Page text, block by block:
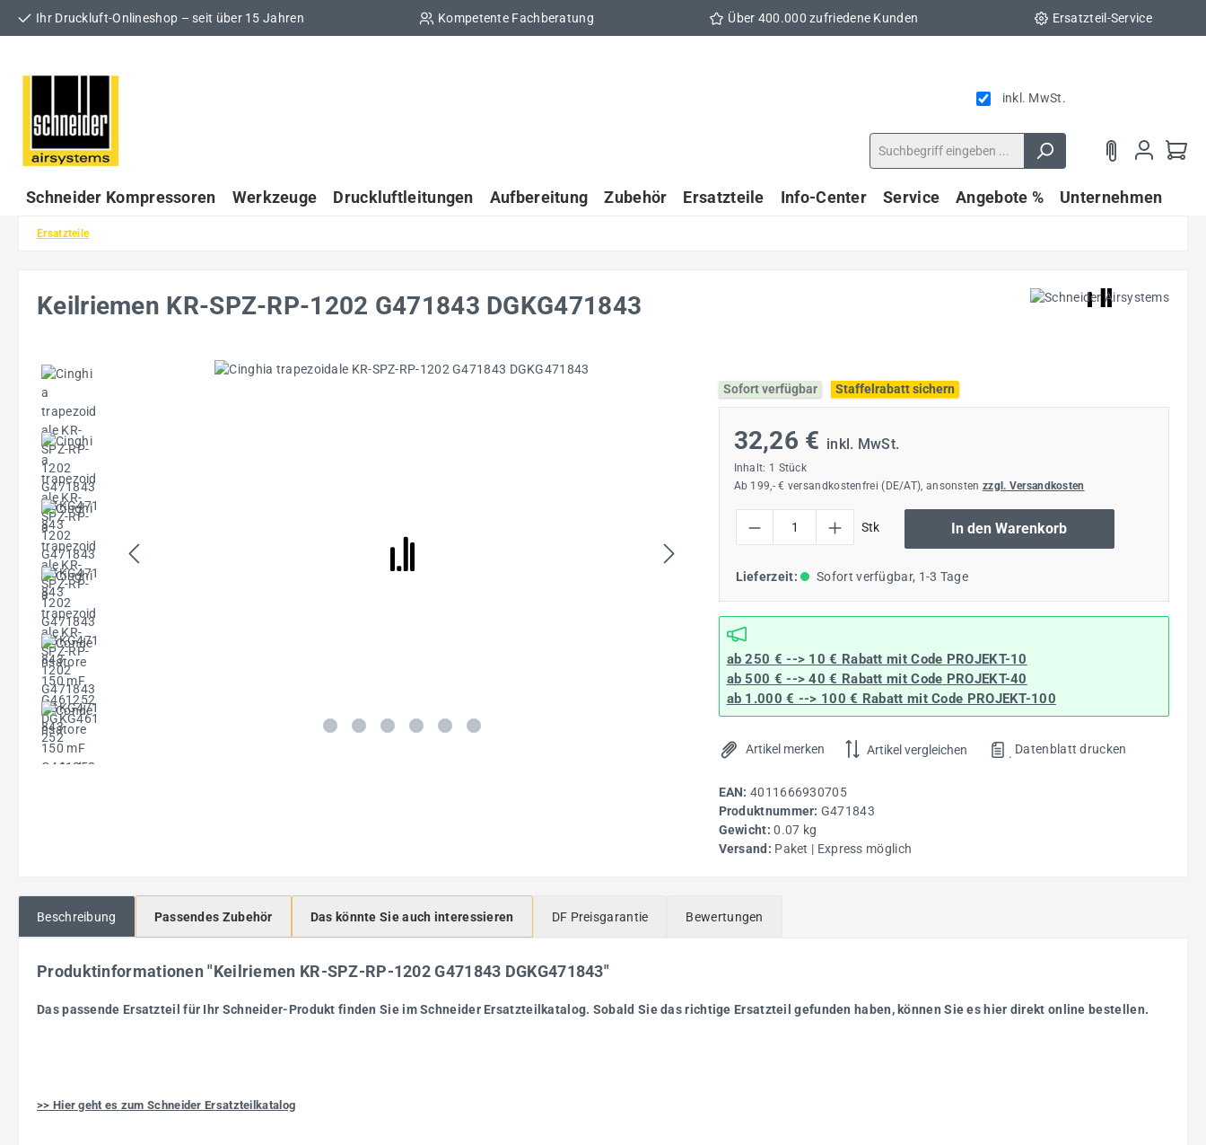
Hauptinhalt springen
Zur Suche springen
Zur Hauptnavigation springen
Ihr Druckluft-Onlineshop – seit über 15 Jahren Kompetente Fachberatung Über 400.000 zufriedene Kunden Ersatzteil-Service
inkl. MwSt.
Schneider Kompressoren Werkzeuge Druckluftleitungen Aufbereitung Zubehör Ersatzteile Info-Center Service Angebote % Unternehmen
Ersatzteile
Keilriemen KR-SPZ-RP-1202 G471843 DGKG471843
Bildergalerie überspringen
Sofort verfügbar
Staffelrabatt sichern
32,26 € inkl. MwSt.
Inhalt: 1 Stück
Ab 199,- € versandkostenfrei (DE/AT), ansonsten zzgl. Versandkosten
Stk In den Warenkorb
Lieferzeit: Sofort verfügbar, 1-3 Tage
ab 250 € --> 10 € Rabatt mit Code PROJEKT-10
ab 500 € --> 40 € Rabattmit Code PROJEKT-40
ab 1.000 € --> 100 € Rabatt mit Code PROJEKT-100
Artikel merken Artikel vergleichen . Datenblatt drucken
EAN: 4011666930705
Produktnummer: G471843
Gewicht:0.07 kg
Versand: Paket | Express möglich
Beschreibung Passendes Zubehör Das könnte Sie auch interessieren DF Preisgarantie Bewertungen
Produktinformationen "Keilriemen KR-SPZ-RP-1202 G471843 DGKG471843"
Das passende Ersatzteil für Ihr Schneider-Produkt finden Sie im Schneider Ersatzteilkatalog. Sobald Sie das richtige Ersatzteil gefunden haben, können Sie es hier direkt online bestellen.
>> Hier geht es zum Schneider Ersatzteilkatalog